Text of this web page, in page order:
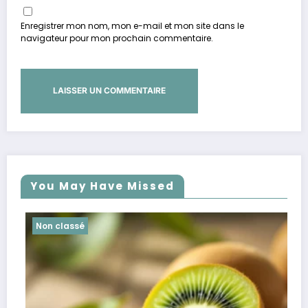
Enregistrer mon nom, mon e-mail et mon site dans le
navigateur pour mon prochain commentaire.
You May Have Missed
Non classé